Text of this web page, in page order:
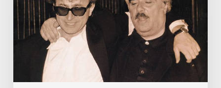
nella
serie
dedicata
Vincenzo
Muccioli